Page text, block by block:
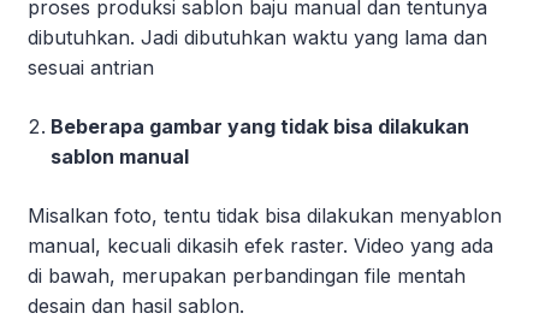
proses produksi sablon baju manual dan tentunya
dibutuhkan. Jadi dibutuhkan waktu yang lama dan
sesuai antrian
Beberapa gambar yang tidak bisa dilakukan
sablon manual
Misalkan foto, tentu tidak bisa dilakukan menyablon
manual, kecuali dikasih efek raster. Video yang ada
di bawah, merupakan perbandingan file mentah
desain dan hasil sablon.